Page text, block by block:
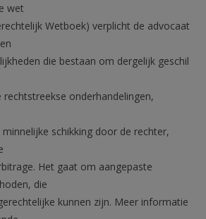
wet
Wetboek) verplicht de advocaat
die bestaan om dergelijk geschil
rechtstreekse onderhandelingen,
schikking door de rechter,
Het gaat om aangepaste
die
kunnen zijn. Meer informatie